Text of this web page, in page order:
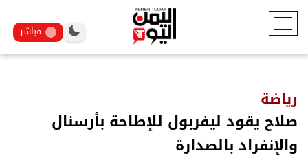
مباشر
رياضة
صلاح يقود ليفربول للإطاحة بأرسنال
والإنفراد بالصدارة